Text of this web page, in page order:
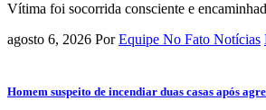
Vítima foi socorrida consciente e
agosto 6, 2026 Por Equipe No Fato Notícias
Homem suspeito de incendiar duas casas após